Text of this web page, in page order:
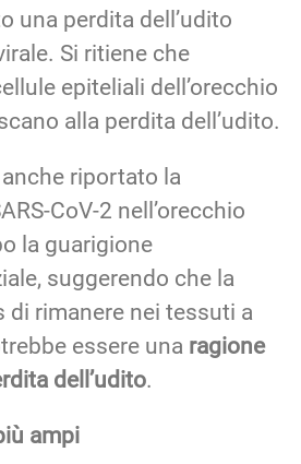
una perdita dell’udito
Si ritiene che
epiteliali dell’orecchio
alla perdita dell’udito.
riportato la
CoV-2 nell’orecchio
la guarigione
suggerendo che la
di rimanere nei tessuti a
essere una ragione
dell’udito.
ampi